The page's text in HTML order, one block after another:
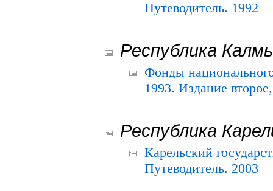
Путеводитель. 1992
Республика
Фонды
1993. Издание
Республика
Карельский
Путеводитель. 2003